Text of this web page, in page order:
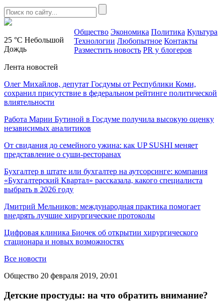
25 °C Небольшой
Дождь
Общество Экономика Политика Культура
Технологии Любопытное Контакты
Разместить новость PR у блогеров
Лента новостей
Олег Михайлов, депутат Госдумы от Республики Коми,
сохранил присутствие в федеральном рейтинге политической
влиятельности
Работа Марии Бутиной в Госдуме получила высокую оценку
независимых аналитиков
От свидания до семейного ужина: как UP SUSHI меняет
представление о суши-ресторанах
Бухгалтер в штате или бухгалтер на аутсорсинге: компания
«Бухгалтерский Квартал» рассказала, какого специалиста
выбрать в 2026 году
Дмитрий Мельников: международная практика помогает
внедрять лучшие хирургические протоколы
Цифровая клиника Биочек об открытии хирургического
стационара и новых возможностях
Все новости
Общество 20 февраля 2019, 20:01
Детские простуды: на что обратить внимание?